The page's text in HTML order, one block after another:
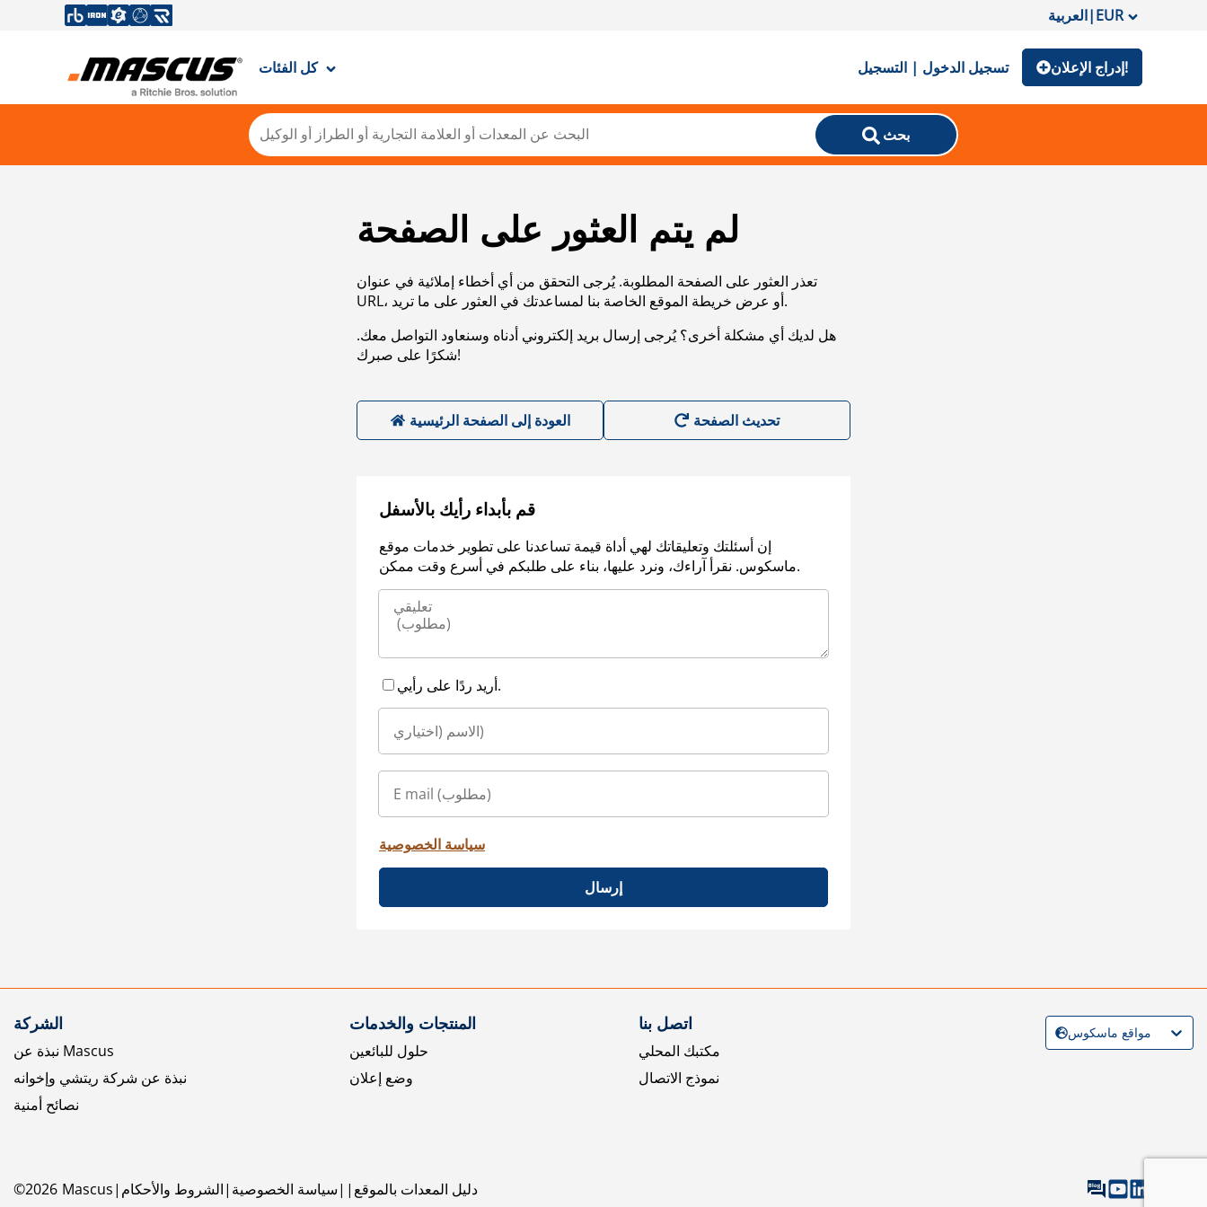
العربية|EUR
كل الفئات تسجيل الدخول | التسجيل إدراج الإعلان!
بحث
لم يتم العثور على الصفحة
تعذر العثور على الصفحة المطلوبة. يُرجى التحقق من أي أخطاء إملائية في عنوان
URL، أو عرض خريطة الموقع الخاصة بنا لمساعدتك في العثور على ما تريد.
هل لديك أي مشكلة أخرى؟ يُرجى إرسال بريد إلكتروني أدناه وسنعاود التواصل معك.
شكرًا على صبرك!
العودة إلى الصفحة الرئيسية
قم بأبداء رأيك بالأسفل
إن أسئلتك وتعليقاتك لهي أداة قيمة تساعدنا على تطوير خدمات موقع
ماسكوس. نقرأ آراءك، ونرد عليها، بناء على طلبكم في أسرع وقت ممكن.
أريد ردًا على رأيي.
سياسة الخصوصية
إرسال
الشركة
نبذة عن Mascus
نبذة عن شركة ريتشي وإخوانه
نصائح أمنية
المنتجات والخدمات
حلول للبائعين
وضع إعلان
اتصل بنا
مكتبك المحلي
نموذج الاتصال
©2026 Mascus الشروط والأحكام سياسة الخصوصية دليل المعدات بالموقع
مواقع ماسكوس